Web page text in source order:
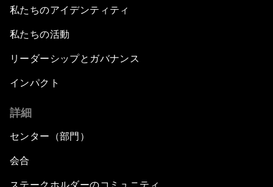
私たちのアイデンティティ
私たちの活動
リーダーシップとガバナンス
インパクト
詳細
センター（部門）
会合